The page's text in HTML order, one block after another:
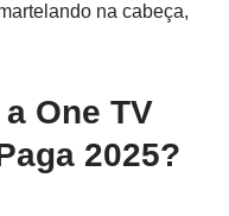
na cabeça,
One TV
2025?